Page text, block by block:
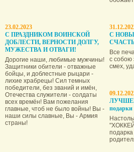
23.02.2023
С ПРАЗДНИКОМ ВОИНСКОЙ
ДОБЛЕСТИ, ВЕРНОСТИ ДОЛГУ,
МУЖЕСТВА И ОТВАГИ!
Дорогие наши, любимые мужчины!
Защитники обители - отважные
бойцы, и доблестные рыцари -
лихие храбрецы! Сил темных
победители, без званий и имён,
Отечества служители - солдаты
всех времён! Вам пожелания
главные, чтоб не было войны! Вы -
наши силы славные, Вы - Армия
страны!
С
Все
с собою
смех,
подарки